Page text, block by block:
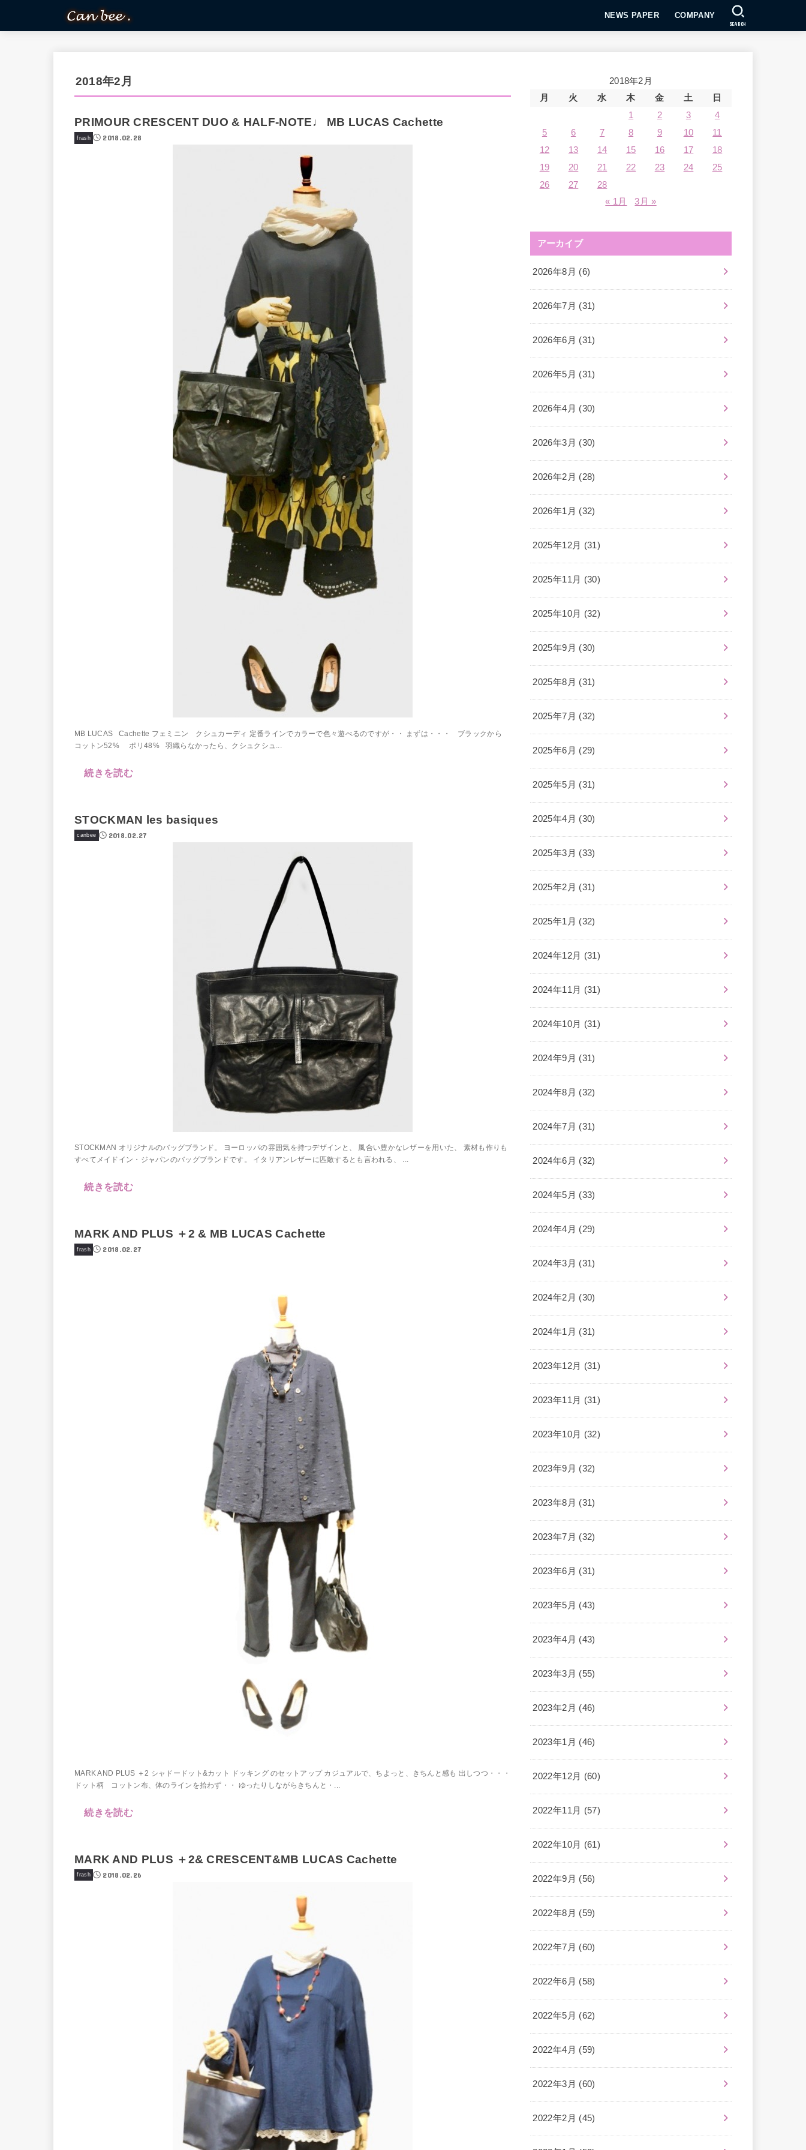
NEWS PAPER COMPANY
SEARCH
2018年2月
PRIMOUR CRESCENT DUO & HALF-NOTE♩ MB LUCAS Cachette
frash 2018.02.28
MB LUCAS Cachette フェミニン クシュカーディ 定番ラインでカラーで色々遊べるのですが・・ まずは・・・ ブラックから
コットン52% ポリ48% 羽織らなかったら、クシュクシュ...
続きを読む
STOCKMAN les basiques
canbee 2018.02.27
STOCKMAN オリジナルのバッグブランド。 ヨーロッパの雰囲気を持つデザインと、 風合い豊かなレザーを用いた、 素材も作りも
すべてメイドイン・ジャパンのバッグブランドです。 イタリアンレザーに匹敵するとも言われる、 ...
続きを読む
MARK AND PLUS ＋2 & MB LUCAS Cachette
frash 2018.02.27
MARK AND PLUS ＋2 シャドードット&カット ドッキング のセットアップ カジュアルで、ちよっと、きちんと感も 出しつつ・・・
ドット柄 コットン布、体のラインを拾わず・・ ゆったりしながらきちんと・...
続きを読む
MARK AND PLUS ＋2& CRESCENT&MB LUCAS Cachette
frash 2018.02.26
2018年2月
月
火 水 木 金 土
日
1
2 3
4
5
6 7 8 9 10
11
12
13 14 15 16 17
18
19
20 21 22 23 24
25
26
27
28
« 1月
3月 »
アーカイブ
2026年8月 (6)
2026年7月 (31)
2026年6月 (31)
2026年5月 (31)
2026年4月 (30)
2026年3月 (30)
2026年2月 (28)
2026年1月 (32)
2025年12月 (31)
2025年11月 (30)
2025年10月 (32)
2025年9月 (30)
2025年8月 (31)
2025年7月 (32)
2025年6月 (29)
2025年5月 (31)
2025年4月 (30)
2025年3月 (33)
2025年2月 (31)
2025年1月 (32)
2024年12月 (31)
2024年11月 (31)
2024年10月 (31)
2024年9月 (31)
2024年8月 (32)
2024年7月 (31)
2024年6月 (32)
2024年5月 (33)
2024年4月 (29)
2024年3月 (31)
2024年2月 (30)
2024年1月 (31)
2023年12月 (31)
2023年11月 (31)
2023年10月 (32)
2023年9月 (32)
2023年8月 (31)
2023年7月 (32)
2023年6月 (31)
2023年5月 (43)
2023年4月 (43)
2023年3月 (55)
2023年2月 (46)
2023年1月 (46)
2022年12月 (60)
2022年11月 (57)
2022年10月 (61)
2022年9月 (56)
2022年8月 (59)
2022年7月 (60)
2022年6月 (58)
2022年5月 (62)
2022年4月 (59)
2022年3月 (60)
2022年2月 (45)